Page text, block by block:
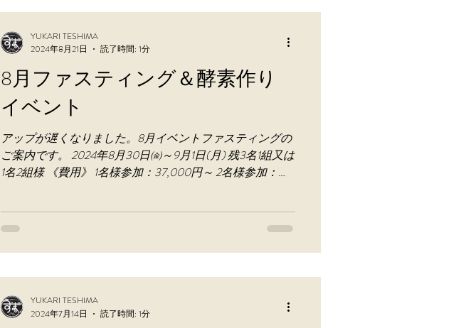
8月ファスティング＆酵素作り
イベント
アップが遅くなりました。8月イベントファスティングの
ご案内です。 2024年8月30日㈮～9月1日(月) 残3名1組又は
1名2組様 《費用》 1名様参加：37,000円～ 2名様参加：
YUKARI TESHIMA
2024年8月21日
読了時間: 1分
YUKARI TESHIMA
2024年7月14日
読了時間: 1分